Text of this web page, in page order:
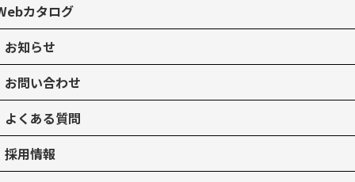
カタログ
お知らせ
お問い合わせ
よくある質問
採用情報